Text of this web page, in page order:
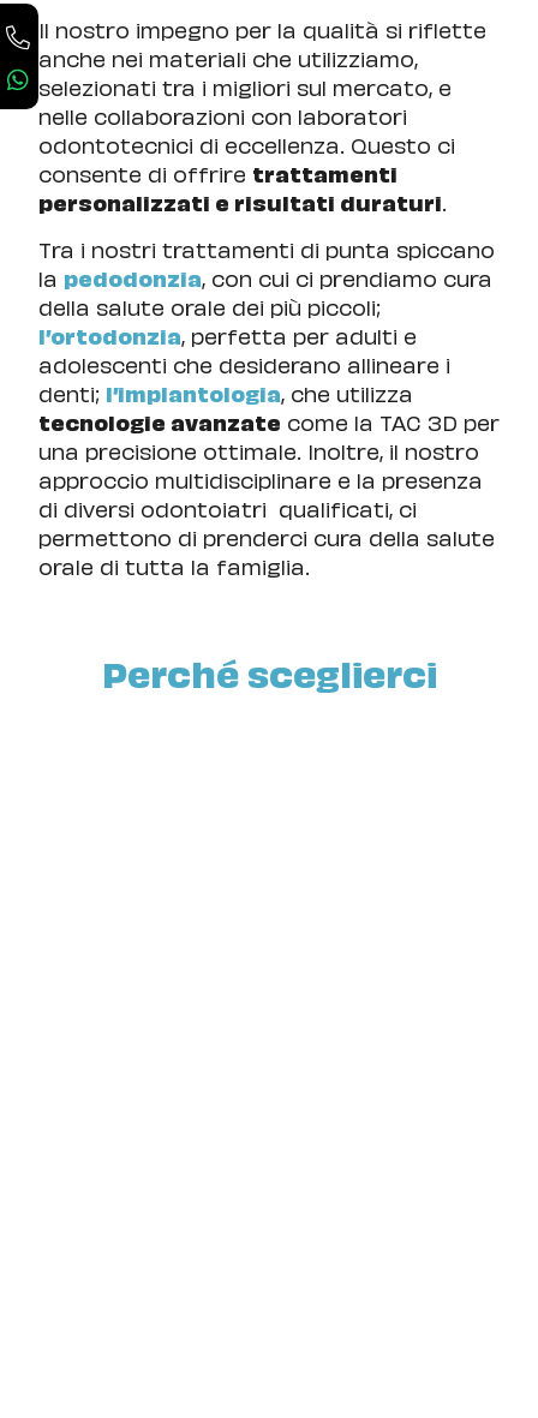
Il nostro impegno per la qualità si riflette
anche nei materiali che utilizziamo,
selezionati tra i migliori sul mercato, e
nelle collaborazioni con laboratori
odontotecnici di eccellenza. Questo ci
consente di offrire trattamenti
personalizzati e risultati duraturi.
Tra i nostri trattamenti di punta spiccano
la pedodonzia, con cui ci prendiamo cura
della salute orale dei più piccoli;
l’ortodonzia, perfetta per adulti e
adolescenti che desiderano allineare i
denti; l’implantologia, che utilizza
tecnologie avanzate come la TAC 3D per
una precisione ottimale. Inoltre, il nostro
approccio multidisciplinare e la presenza
di diversi odontoiatri qualificati, ci
permettono di prenderci cura della salute
orale di tutta la famiglia.
Perché sceglierci